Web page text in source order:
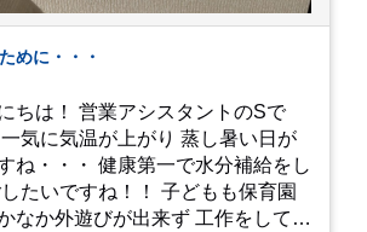
めに・・・
ちは！ 営業アシスタントのSで
一で水分補給をし
すね！！ 子どもも保育園
なか外遊びが出来ず 工作をしてい